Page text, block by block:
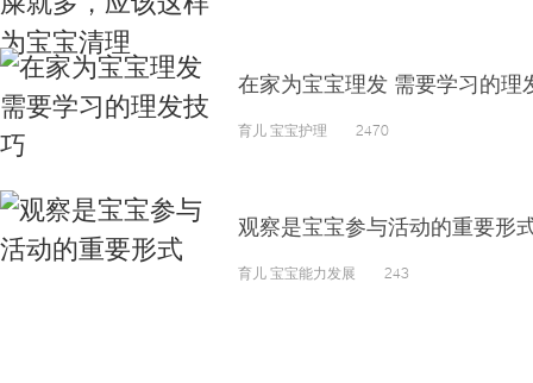
在家为宝宝理发 需要学习的理
育儿 宝宝护理 2470
观察是宝宝参与活动的重要形
育儿 宝宝能力发展 243